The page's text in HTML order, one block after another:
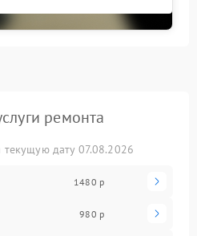
ремонта
дату 07.08.2026
1480 р
980 р